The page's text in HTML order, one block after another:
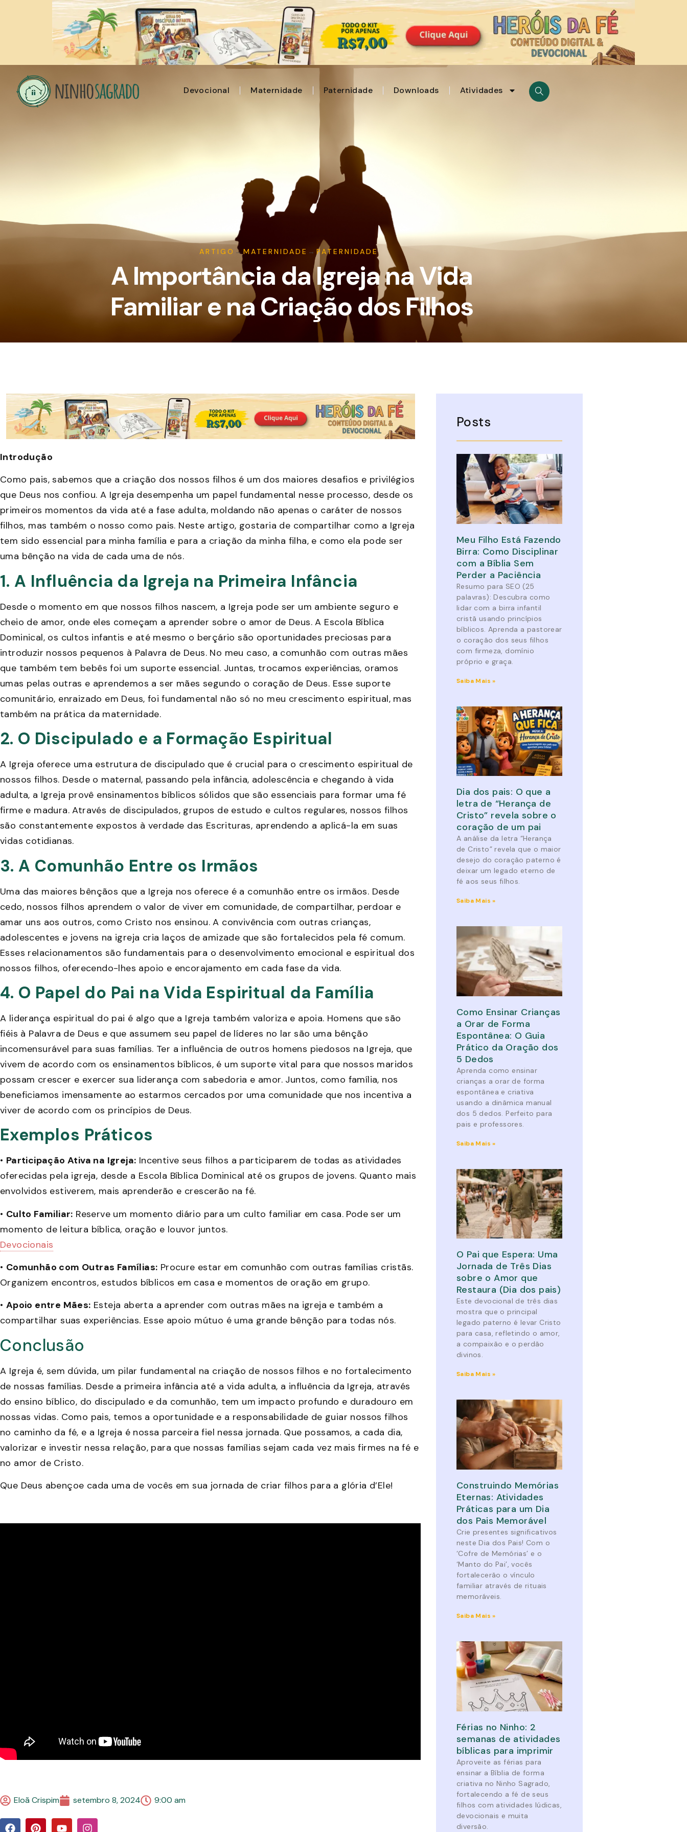
Devocional Maternidade Paternidade Downloads Atividades
ARTIGO → MATERNIDADE → PATERNIDADE
A Importância da Igreja na Vida
Familiar e na Criação dos Filhos
Introdução
Como pais, sabemos que a criação dos nossos filhos é um dos maiores desafios e privilégios
que Deus nos confiou. A Igreja desempenha um papel fundamental nesse processo, desde os
primeiros momentos da vida até a fase adulta, moldando não apenas o caráter de nossos
filhos, mas também o nosso como pais. Neste artigo, gostaria de compartilhar como a Igreja
tem sido essencial para minha família e para a criação da minha filha, e como ela pode ser
uma bênção na vida de cada uma de nós.
1. A Influência da Igreja na Primeira Infância
Desde o momento em que nossos filhos nascem, a Igreja pode ser um ambiente seguro e
cheio de amor, onde eles começam a aprender sobre o amor de Deus. A Escola Bíblica
Dominical, os cultos infantis e até mesmo o berçário são oportunidades preciosas para
introduzir nossos pequenos à Palavra de Deus. No meu caso, a comunhão com outras mães
que também tem bebês foi um suporte essencial. Juntas, trocamos experiências, oramos
umas pelas outras e aprendemos a ser mães segundo o coração de Deus. Esse suporte
comunitário, enraizado em Deus, foi fundamental não só no meu crescimento espiritual, mas
também na prática da maternidade.
2. O Discipulado e a Formação Espiritual
A Igreja oferece uma estrutura de discipulado que é crucial para o crescimento espiritual de
nossos filhos. Desde o maternal, passando pela infância, adolescência e chegando à vida
adulta, a Igreja provê ensinamentos bíblicos sólidos que são essenciais para formar uma fé
firme e madura. Através de discipulados, grupos de estudo e cultos regulares, nossos filhos
são constantemente expostos à verdade das Escrituras, aprendendo a aplicá-la em suas
vidas cotidianas.
3. A Comunhão Entre os Irmãos
Uma das maiores bênçãos que a Igreja nos oferece é a comunhão entre os irmãos. Desde
cedo, nossos filhos aprendem o valor de viver em comunidade, de compartilhar, perdoar e
amar uns aos outros, como Cristo nos ensinou. A convivência com outras crianças,
adolescentes e jovens na igreja cria laços de amizade que são fortalecidos pela fé comum.
Esses relacionamentos são fundamentais para o desenvolvimento emocional e espiritual dos
nossos filhos, oferecendo-lhes apoio e encorajamento em cada fase da vida.
4. O Papel do Pai na Vida Espiritual da Família
A liderança espiritual do pai é algo que a Igreja também valoriza e apoia. Homens que são
fiéis à Palavra de Deus e que assumem seu papel de líderes no lar são uma bênção
incomensurável para suas famílias. Ter a influência de outros homens piedosos na Igreja, que
vivem de acordo com os ensinamentos bíblicos, é um suporte vital para que nossos maridos
possam crescer e exercer sua liderança com sabedoria e amor. Juntos, como família, nos
beneficiamos imensamente ao estarmos cercados por uma comunidade que nos incentiva a
viver de acordo com os princípios de Deus.
Exemplos Práticos
• Participação Ativa na Igreja: Incentive seus filhos a participarem de todas as atividades
oferecidas pela igreja, desde a Escola Bíblica Dominical até os grupos de jovens. Quanto mais
envolvidos estiverem, mais aprenderão e crescerão na fé.
• Culto Familiar: Reserve um momento diário para um culto familiar em casa. Pode ser um
momento de leitura bíblica, oração e louvor juntos.
Devocionais
• Comunhão com Outras Famílias: Procure estar em comunhão com outras famílias cristãs.
Organizem encontros, estudos bíblicos em casa e momentos de oração em grupo.
• Apoio entre Mães: Esteja aberta a aprender com outras mães na igreja e também a
compartilhar suas experiências. Esse apoio mútuo é uma grande bênção para todas nós.
Conclusão
A Igreja é, sem dúvida, um pilar fundamental na criação de nossos filhos e no fortalecimento
de nossas famílias. Desde a primeira infância até a vida adulta, a influência da Igreja, através
do ensino bíblico, do discipulado e da comunhão, tem um impacto profundo e duradouro em
nossas vidas. Como pais, temos a oportunidade e a responsabilidade de guiar nossos filhos
no caminho da fé, e a Igreja é nossa parceira fiel nessa jornada. Que possamos, a cada dia,
valorizar e investir nessa relação, para que nossas famílias sejam cada vez mais firmes na fé e
no amor de Cristo.
Que Deus abençoe cada uma de vocês em sua jornada de criar filhos para a glória d’Ele!
Eloã Crispim setembro 8, 2024 9:00 am
Posts
Meu Filho Está Fazendo
Birra: Como Disciplinar
com a Bíblia Sem
Perder a Paciência
Resumo para SEO (25
palavras): Descubra como
lidar com a birra infantil
cristã usando princípios
bíblicos. Aprenda a pastorear
o coração dos seus filhos
com firmeza, domínio
próprio e graça.
Saiba Mais »
Dia dos pais: O que a
letra de “Herança de
Cristo” revela sobre o
coração de um pai
A análise da letra “Herança
de Cristo” revela que o maior
desejo do coração paterno é
deixar um legado eterno de
fé aos seus filhos.
Saiba Mais »
Como Ensinar Crianças
a Orar de Forma
Espontânea: O Guia
Prático da Oração dos
5 Dedos
Aprenda como ensinar
crianças a orar de forma
espontânea e criativa
usando a dinâmica manual
dos 5 dedos. Perfeito para
pais e professores.
Saiba Mais »
O Pai que Espera: Uma
Jornada de Três Dias
sobre o Amor que
Restaura (Dia dos pais)
Este devocional de três dias
mostra que o principal
legado paterno é levar Cristo
para casa, refletindo o amor,
a compaixão e o perdão
divinos.
Saiba Mais »
Construindo Memórias
Eternas: Atividades
Práticas para um Dia
dos Pais Memorável
Crie presentes significativos
neste Dia dos Pais! Com o
‘Cofre de Memórias’ e o
‘Manto do Pai’, vocês
fortalecerão o vínculo
familiar através de rituais
memoráveis.
Saiba Mais »
Férias no Ninho: 2
semanas de atividades
bíblicas para imprimir
Aproveite as férias para
ensinar a Bíblia de forma
criativa no Ninho Sagrado,
fortalecendo a fé de seus
filhos com atividades lúdicas,
devocionais e muita
diversão.